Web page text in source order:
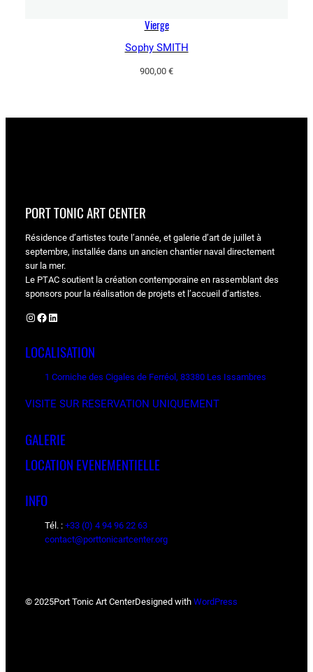
Vierge
Sophy SMITH
900,00 €
PORT TONIC ART CENTER
Résidence d’artistes toute l’année, et galerie d’art de juillet à
septembre, installée dans un ancien chantier naval directement
sur la mer.
Le PTAC soutient la création contemporaine en rassemblant des
sponsors pour la réalisation de projets et l’accueil d’artistes.
Instagram Facebook LinkedIn
LOCALISATION
1 Corniche des Cigales de Ferréol, 83380 Les Issambres
VISITE SUR RESERVATION UNIQUEMENT
GALERIE
LOCATION EVENEMENTIELLE
INFO
Tél. : +33 (0) 4 94 96 22 63
contact@porttonicartcenter.org
© 2025Port Tonic Art CenterDesigned with WordPress